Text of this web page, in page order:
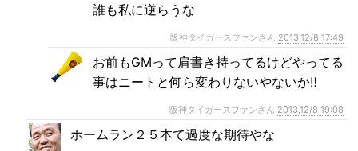
誰も私に逆らうな
阪神タイガースファンさん 2013,12/8 17:49
お前もGMって肩書き持ってるけどやってる
事はニートと何ら変わりないやないか‼
阪神タイガースファンさん 2013,12/8 19:08
ホームラン２５本て過度な期待やな